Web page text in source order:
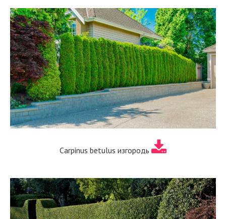
Carpinus betulus изгородь